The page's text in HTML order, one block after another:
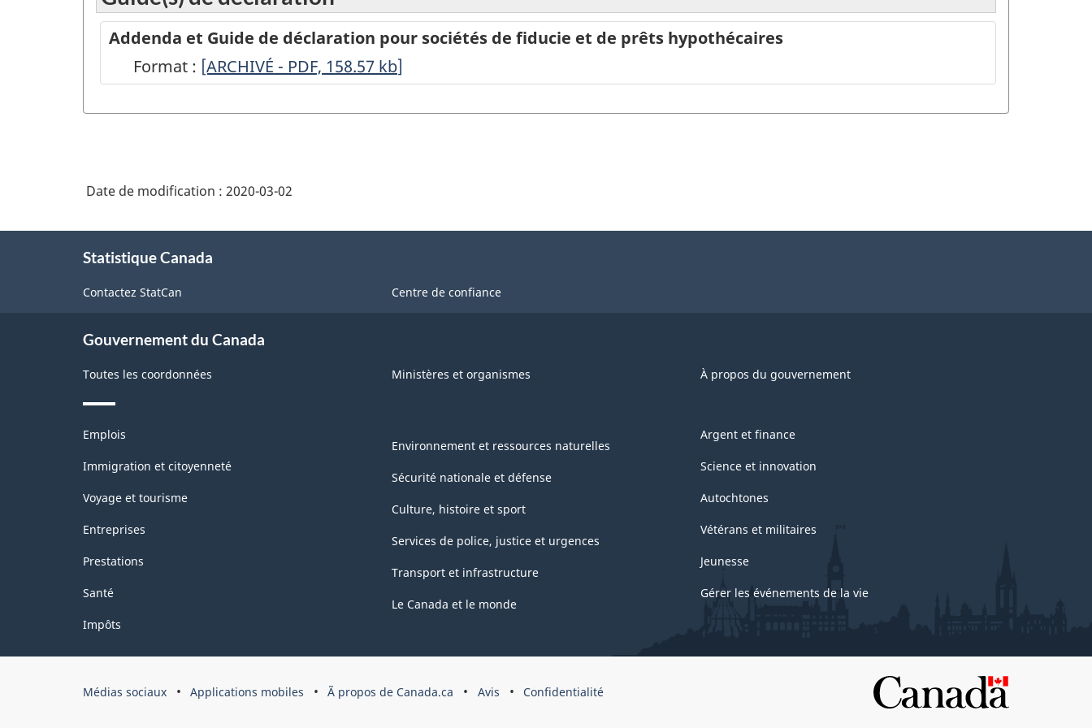
Addenda et Guide de déclaration pour sociétés de fiducie et de prêts hypothécaires
Format : -
-
[ARCHIVÉ - PDF, 158.57 kb]
Date de modification : 2020-03-02
Statistique Canada
Contactez StatCan Centre de confiance
Gouvernement du Canada
Toutes les coordonnées Ministères et organismes À propos du gouvernement
Thèmes
sujets
Emplois
Immigration et citoyenneté
Voyage et tourisme
Entreprises
Prestations
Santé
Impôts
Environnement et ressources naturelles
Sécurité nationale et défense
Culture, histoire et sport
Services de police, justice et urgences
Transport et infrastructure
Le Canada et le monde
Argent et finance
Science et innovation
Autochtones
Vétérans et militaires
Jeunesse
Gérer les événements de la vie
Organisation
Médias sociaux Applications mobiles Ã propos de Canada.ca Avis Confidentialité